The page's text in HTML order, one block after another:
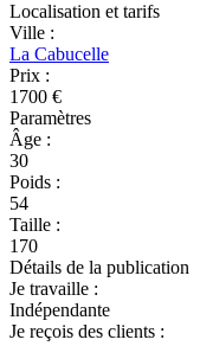
Localisation et tarifs
Ville :
La Cabucelle
Prix :
1700 €
Paramètres
Âge :
30
Poids :
54
Taille :
170
Détails de la publication
Je travaille :
Indépendante
Je reçois des clients :